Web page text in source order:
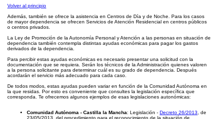
Volver al principio
Además, también se ofrece la asistencia en Centros de Día y de Noche. Para los casos
de mayor dependencia se ofrecen Servicios de Atención Residencial en centros públicos
o centros privados.
La Ley de Promoción de la Autonomía Personal y Atención a las personas en situación de
dependencia también contempla distintas ayudas económicas para pagar los gastos
derivados de la dependencia.
Para percibir estas ayudas económicas es necesario presentar una solicitud con la
documentación que se requiera. Serán los técnicos de la Administración quienes valoren
a la persona solicitante para determinar cuál es su grado de dependencia. Después
acordarán el servicio más adecuado para cada caso.
De todos modos, estas ayudas pueden variar en función de la Comunidad Autónoma en
la que residas. Por esto es conveniente que consultes la legislación específica que
corresponda. Te ofrecemos algunos ejemplos de esas legislaciones autonómicas:
Comunidad Autónoma - Castilla la Mancha: Legislación - Decreto 26/2013, de
23/05/2013, del procedimiento para el reconocimiento de la situación de